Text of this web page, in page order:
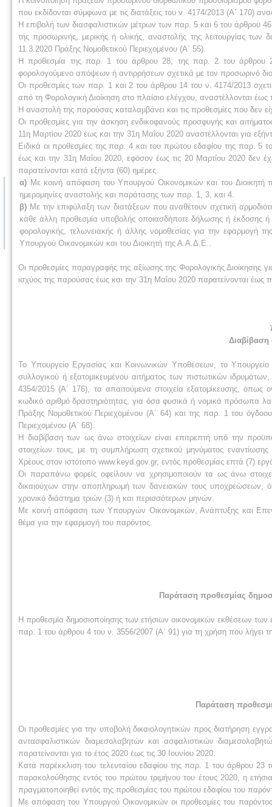
που εκδίδονται σύμφωνα με τις διατάξεις του ν. 4174/2013 (Α΄ 170)
Η επιβολή των διασφαλιστικών μέτρων των παρ. 5 και 6 του άρθρου 46
της προσωρινής, μερικής ή ολικής, αναστολής της λειτουργίας
11.3.2020 Πράξης Νομοθετικού Περιεχομένου (Α΄ 55).
Η προθεσμία της παρ. 1 του άρθρου 28, της παρ. 2 του
φορολογούμενο απόψεων ή αντιρρήσεων σχετικά με τον προσωρινό
Οι προθεσμίες των παρ. 1 και 2 του άρθρου 14 του ν. 4174/2013
από τη Φορολογική Διοίκηση στο πλαίσιο ελέγχου, αναστέλλονται
Η αναστολή της παρούσας καταλαμβάνει και τις προθεσμίες που δεν
Οι προθεσμίες για την άσκηση ενδικοφανούς προσφυγής και
11η Μαρτίου 2020 έως και την 31η Μαΐου 2020 αναστέλλονται για
Ειδικά οι προθεσμίες της παρ. 4 και του πρώτου εδαφίου της παρ.
έως και την 31η Μαΐου 2020, εφόσον έως τις 20 Μαρτίου 2020 δεν
παρατείνονται κατά εξήντα (60) ημέρες.
α) Με κοινή απόφαση του Υπουργού Οικονομικών και του
ημερομηνίες αναστολής και παράτασης των παρ. 1, 3, και 4.
β) Με την επιφύλαξη των διατάξεων που αναθέτουν σχετική
κάθε άλλη προθεσμία υποβολής οποιασδήποτε δήλωσης ή έκδοσης ή
φορολογικής, τελωνειακής ή άλλης νομοθεσίας για την εφαρμογή
Υπουργού Οικονομικών και του Διοικητή της Α.Α.Δ.Ε..
Οι προθεσμίες παραγραφής της αξίωσης της Φορολογικής
ισχύος της παρούσας έως και την 31η Μαΐου 2020 παρατείνονται έως
Διαβίβαση
Το Υπουργείο Εργασίας και Κοινωνικών Υποθέσεων, το
συλλογικού ή εξατομικευμένου αιτήματος των πιστωτικών
4354/2015 (Α΄ 176), τα απαιτούμενα στοιχεία εξατομίκευσης, όπως
κωδικό αριθμό δραστηριότητας, για όσα φυσικά ή νομικά πρόσωπα
Πράξης Νομοθετικού Περιεχομένου (Α΄ 64) και της παρ. 1 του
Περιεχομένου (Α΄ 68).
Η διαβίβαση των ως άνω στοιχείων είναι επιτρεπτή υπό την
στοιχείων τους, με τη συμπλήρωση σχετικού μηνύματος εναντίωσης
Χρέους στον ιστότοπο www.keyd.gov.gr, εντός προθεσμίας επτά (7)
Οι παραπάνω φορείς οφείλουν να χρησιμοποιούν τα ως άνω
δικαιούχων στην αποπληρωμή των δανειακών τους
χρονικό διάστημα τριών (3) ή και περισσότερων μηνών.
Με κοινή απόφαση των Υπουργών Οικονομικών, Ανάπτυξης και
θέμα για την εφαρμογή του παρόντος.
Παράταση προθεσμίας
Η προθεσμία δημοσιοποίησης των ετήσιων οικονομικών εκθέσεων
παρ. 1 του άρθρου 4 του ν. 3556/2007 (Α΄ 91) για τη χρήση που λήγει
Παράταση
Οι προθεσμίες για την υποβολή δικαιολογητικών προς διατήρηση
αντασφαλιστικών διαμεσολαβητών και ασφαλιστικών
παρατείνονται για το έτος 2020 έως τις 30 Ιουνίου 2020.
Κατά παρέκκλιση του τελευταίου εδαφίου της παρ. 1 του άρθρου
παρακολούθησης εντός του πρώτου τριμήνου του έτους 2020, η
πραγματοποιηθεί εντός της προθεσμίας του πρώτου εδαφίου του
Με απόφαση του Υπουργού Οικονομικών οι προθεσμίες του